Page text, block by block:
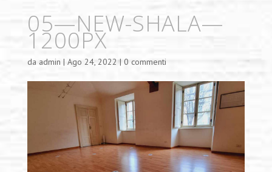
05—NEW-SHALA—
1200PX
da admin | Ago 24, 2022| 0 commenti